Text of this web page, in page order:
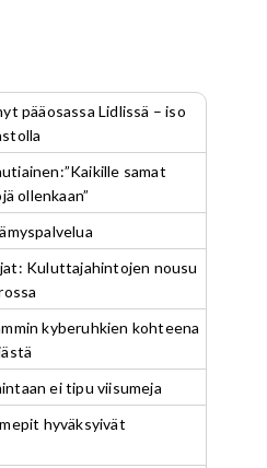
pääosassa Lidlissä – iso
samat
ollenkaan”
Kuluttajahintojen nousu
kyberuhkien kohteena
ei tipu viisumeja
hyväksyivät